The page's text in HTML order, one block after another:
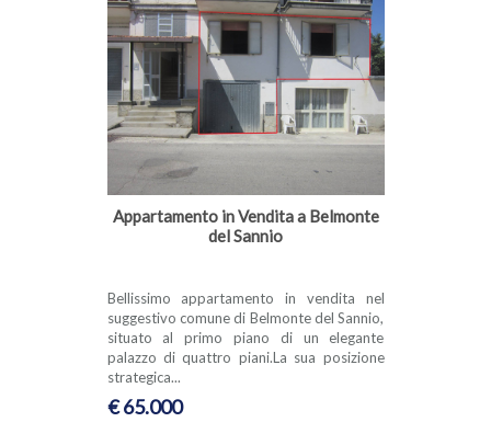
Appartamento in Vendita a Belmonte
del Sannio
Bellissimo appartamento in vendita nel
suggestivo comune di Belmonte del Sannio,
situato al primo piano di un elegante
palazzo di quattro piani.La sua posizione
strategica...
€ 65.000